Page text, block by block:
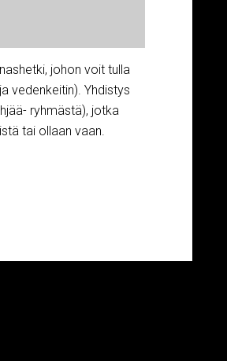
johon voit tulla
vedenkeitin). Yhdistys
ryhmästä), jotka
tai ollaan vaan.